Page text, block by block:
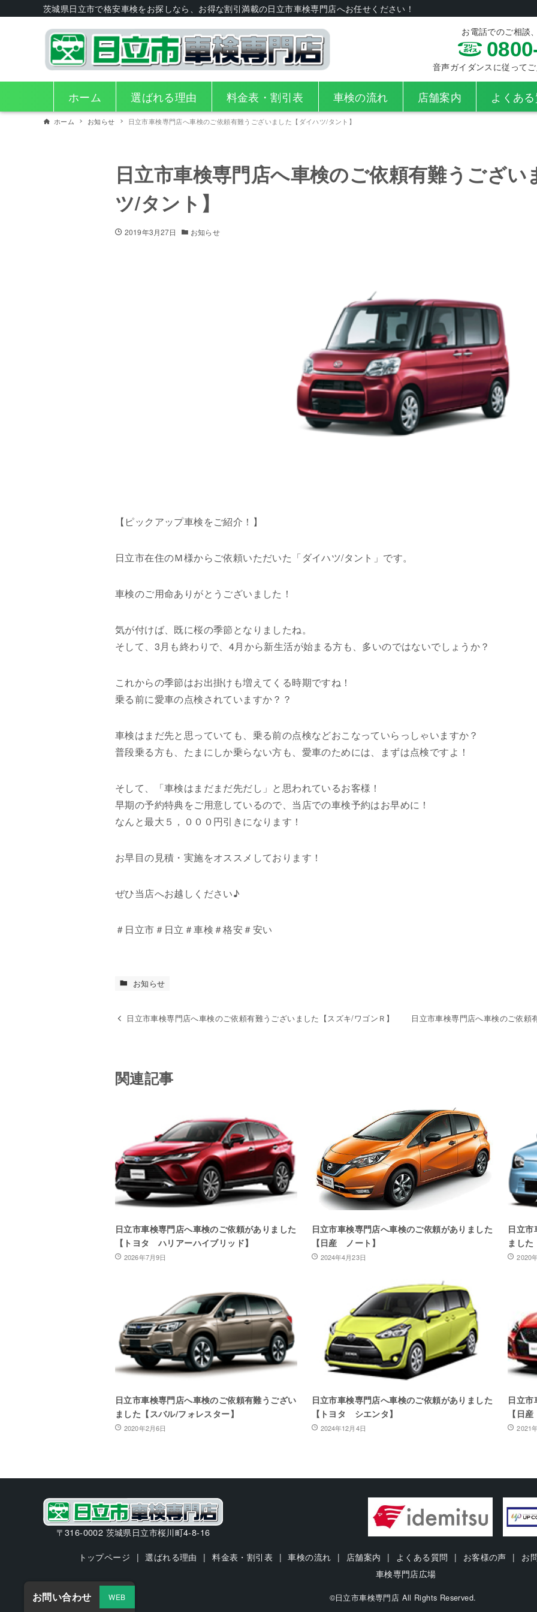
茨城県日立市で格安車検をお探しなら、お得な割引満載の日立市車検専門店へお任せください！
お電話でのご相談
音声ガイダンスに従って
お問い合わせ WEB
ホーム 選ばれる理由 料金表・割引表 車検の流れ 店舗案内 よくあ
ホーム お知らせ 日立市車検専門店へ車検のご依頼有難うございました【ダイハツ/タント】
日立市車検専門店へ車検のご依頼有難うござ
ツ/タント】
2019年3月27日 お知らせ
【ピックアップ車検をご紹介！】
日立市在住のＭ様からご依頼いただいた「ダイハツ/タント」です。
車検のご用命ありがとうございました！
気が付けば、既に桜の季節となりましたね。
そして、3月も終わりで、4月から新生活が始まる方も、多いのではないでしょうか？
これからの季節はお出掛けも増えてくる時期ですね！
乗る前に愛車の点検されていますか？？
車検はまだ先と思っていても、乗る前の点検などおこなっていらっしゃいますか？
普段乗る方も、たまにしか乗らない方も、愛車のためには、まずは点検ですよ！
そして、「車検はまだまだ先だし」と思われているお客様！
早期の予約特典をご用意しているので、当店での車検予約はお早めに！
なんと最大５，０００円引きになります！
お早目の見積・実施をオススメしております！
ぜひ当店へお越しください♪
＃日立市＃日立＃車検＃格安＃安い
お知らせ
日立市車検専門店へ車検のご依頼有難うございました【スズキ/ワゴンＲ】 日立市車検専門店へ車検のご依頼
関連記事
日立市車検専門店へ車検のご依頼がありました
【トヨタ ハリアーハイブリッド】
2026年7月9日
日立市車検専門店へ車検のご依頼がありました
【日産 ノート】
2024年4月23日
日立市
ました
2020
日立市車検専門店へ車検のご依頼有難うござい
ました【スバル/フォレスター】
2020年2月6日
日立市車検専門店へ車検のご依頼がありました
【トヨタ シエンタ】
2024年12月4日
日立市
【日
2021
〒316-0002 茨城県日立市桜川町4-8-16
トップページ 選ばれる理由 料金表・割引表 車検の流れ 店舗案内 よくある質問 お客様の声 お
車検専門店広場
©日立市車検専門店 All Rights Reserved.